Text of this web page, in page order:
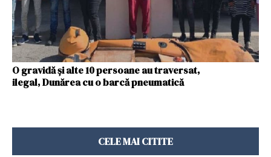
O gravidă și alte 10 persoane au traversat,
ilegal, Dunărea cu o barcă pneumatică
CELE MAI CITITE